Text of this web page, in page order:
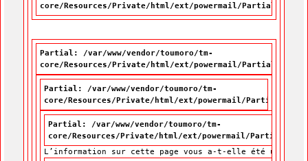
core/Resources/Private/html/ext/powermail/Partials/
Partial: /var/www/vendor/toumoro/tm-
core/Resources/Private/html/ext/powermail/Partials/
Partial: /var/www/vendor/toumoro/tm-
core/Resources/Private/html/ext/powermail/Partials/
Partial: /var/www/vendor/toumoro/tm-
core/Resources/Private/html/ext/powermail/Partials/
L’information sur cette page vous a-t-elle été utile?
L’information sur cette page vous a-t-elle été utile?